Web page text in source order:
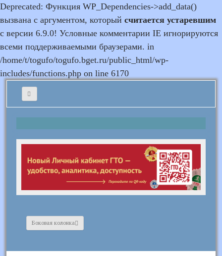
Deprecated: Функция WP_Dependencies->add_data()
вызвана с аргументом, который считается устаревшим
с версии 6.9.0! Условные комментарии IE игнорируются
всеми поддерживаемыми браузерами. in
/home/t/togufo/togufo.bget.ru/public_html/wp-
includes/functions.php on line 6170
Боковая колонка